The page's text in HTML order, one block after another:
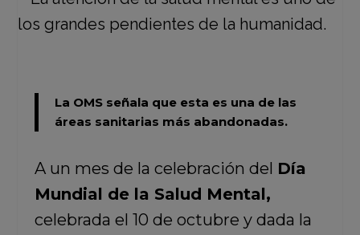
La OMS señala que esta es una de las
áreas sanitarias más abandonadas.
A un mes de la celebración del Día
Mundial de la Salud Mental,
celebrada el 10 de octubre y dada la